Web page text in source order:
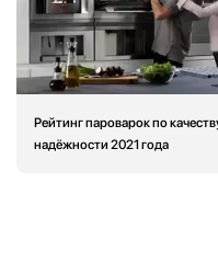
Рейтинг пароварок по
надёжности 2021 года